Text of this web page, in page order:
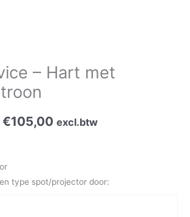
– Hart met
€105,00 excl.btw
type spot/projector door: